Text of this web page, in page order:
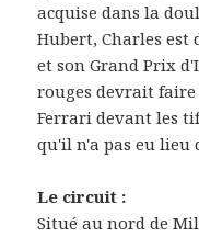
acquise dans la
Hubert, Charles est
et son Grand Prix
rouges devrait
Ferrari devant les
qu'il n'a pas eu lieu
Le circuit :
Situé au nord de